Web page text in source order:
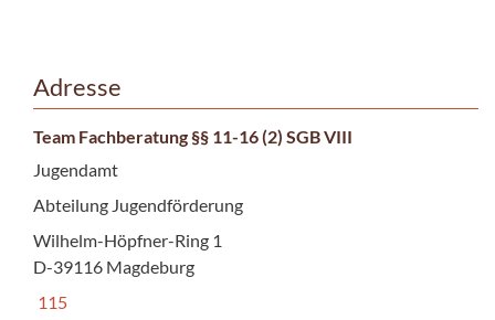
Adresse
Team Fachberatung §§ 11-16 (2) SGB VIII
Jugendamt
Abteilung Jugendförderung
Wilhelm-Höpfner-Ring 1
D-39116 Magdeburg
115